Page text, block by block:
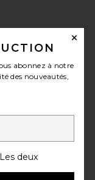
VINTAGE
abonnez à notre
des nouveautés,
Les deux